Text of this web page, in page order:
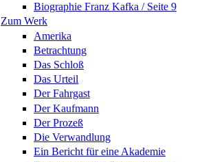
Biographie Franz Kafka / Seite 9
Zum Werk
Amerika
Betrachtung
Das Schloß
Das Urteil
Der Fahrgast
Der Kaufmann
Der Prozeß
Die Verwandlung
Ein Bericht für eine Akademie